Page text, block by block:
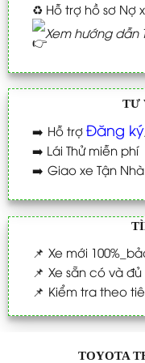
♻️ Hỗ trợ hồ sơ Nợ
Xem hướng dẫn
TƯ
➡️ Hỗ trợ Đăng ký,
➡️ Lái Thử miễn phí
➡️ Giao xe Tận Nhà
📌 Xe mới
📌 Xe sẵn có và
📌 Kiểm tra theo
TOYOTA